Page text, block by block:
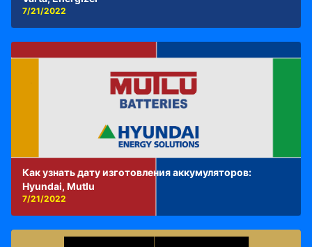
7/21/2022
Как узнать дату изготовления аккумуляторов:
Hyundai, Mutlu
7/21/2022